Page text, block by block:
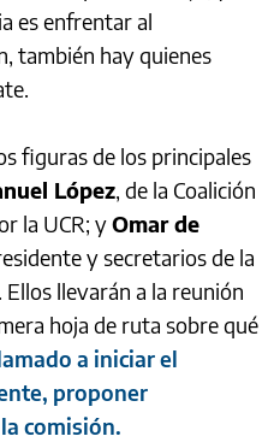
es enfrentar al
también hay quienes
figuras de los principales
López, de la Coalición
la UCR; yOmar de
y secretarios de la
llevarán a la reunión
hoja de ruta sobre qué
a iniciar el
proponer
comisión.